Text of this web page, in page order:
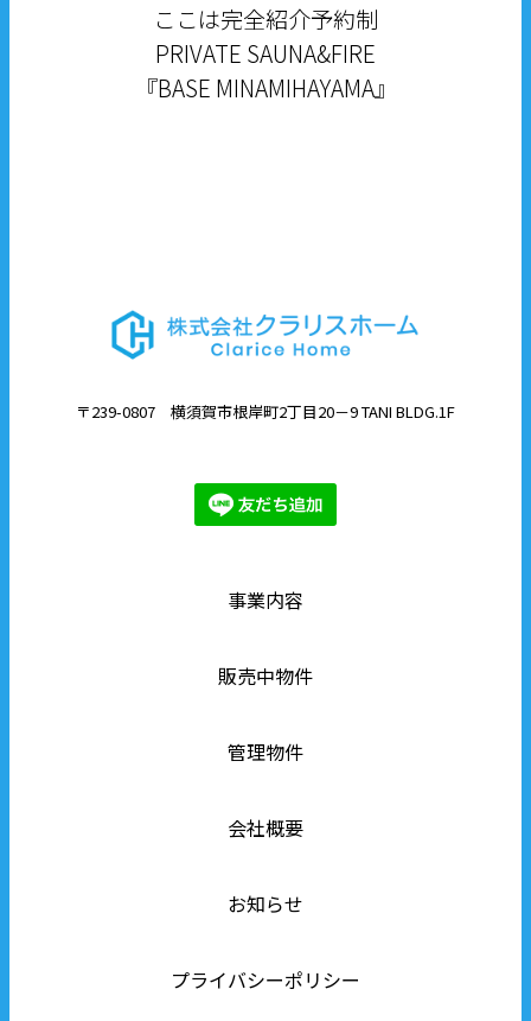
ここは完全紹介予約制
PRIVATE SAUNA&FIRE
『BASE MINAMIHAYAMA』
〒239-0807 横須賀市根岸町2丁目20－9 TANI BLDG.1F
事業内容
販売中物件
管理物件
会社概要
お知らせ
プライバシーポリシー